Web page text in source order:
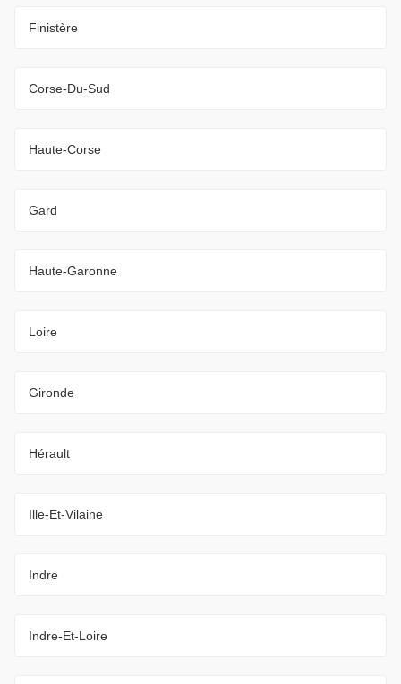
Finistère
Corse-Du-Sud
Haute-Corse
Gard
Haute-Garonne
Loire
Gironde
Hérault
Ille-Et-Vilaine
Indre
Indre-Et-Loire